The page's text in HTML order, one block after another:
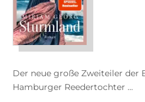
Der neue große Zweiteiler der
Hamburger Reedertochter ...